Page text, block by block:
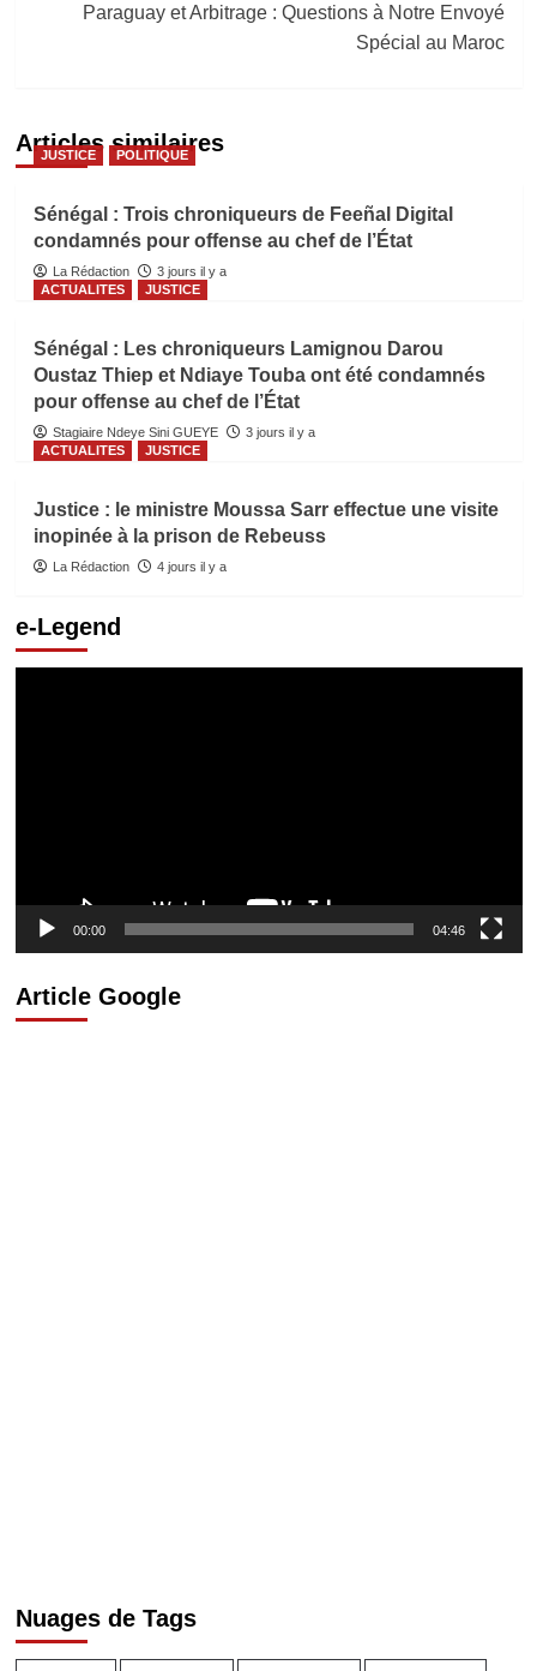
Paraguay et Arbitrage : Questions à Notre Envoyé
Spécial au Maroc
Articles similaires
JUSTICE POLITIQUE
Sénégal : Trois chroniqueurs de Feeñal Digital
condamnés pour offense au chef de l’État
La Rédaction
3 jours il y a
ACTUALITES
JUSTICE
Sénégal : Les chroniqueurs Lamignou Darou
Oustaz Thiep et Ndiaye Touba ont été condamnés
pour offense au chef de l’État
Stagiaire Ndeye Sini GUEYE
3 jours il y a
ACTUALITES
JUSTICE
Justice : le ministre Moussa Sarr effectue une visite
inopinée à la prison de Rebeuss
La Rédaction 4 jours il y a
e-Legend
00:00 04:46
Article Google
Nuages de Tags